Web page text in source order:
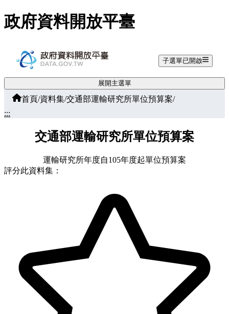
跳至主要內容
政府資料開放平臺
子選單已開啟
展開主選單
首頁/資料集/交通部運輸研究所單位預算案/
:::
交通部運輸研究所單位預算案
運輸研究所年度自105年度起單位預算案
評分此資料集：